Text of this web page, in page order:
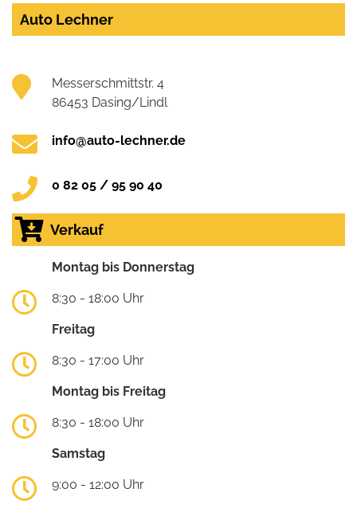
Auto Lechner
Messerschmittstr. 4
86453 Dasing/Lindl
info@auto-lechner.de
0 82 05 / 95 90 40
Verkauf
Montag bis Donnerstag
8:30 - 18:00 Uhr
Freitag
8:30 - 17:00 Uhr
Montag bis Freitag
8:30 - 18:00 Uhr
Samstag
9:00 - 12:00 Uhr